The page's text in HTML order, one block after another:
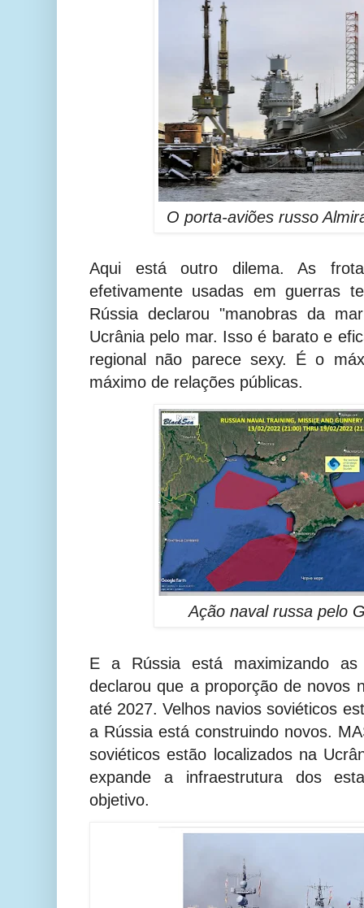
O porta-aviões russo
Aqui está outro dilema. As
efetivamente usadas em guerras
Rússia declarou "manobras da
Ucrânia pelo mar. Isso é barato e
regional não parece sexy. É o
máximo de relações públicas.
Ação naval russa pelo
E a Rússia está maximizando as
declarou que a proporção de novos
até 2027. Velhos navios soviéticos
a Rússia está construindo novos.
soviéticos estão localizados na
expande a infraestrutura dos
objetivo.